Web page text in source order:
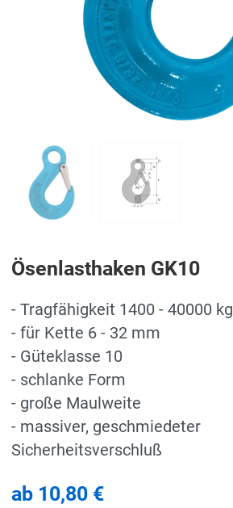
Ösenlasthaken GK10
- Tragfähigkeit 1400 - 40000 kg
- für Kette 6 - 32 mm
- Güteklasse 10
- schlanke Form
- große Maulweite
- massiver, geschmiedeter
Sicherheitsverschluß
ab 10,80 €